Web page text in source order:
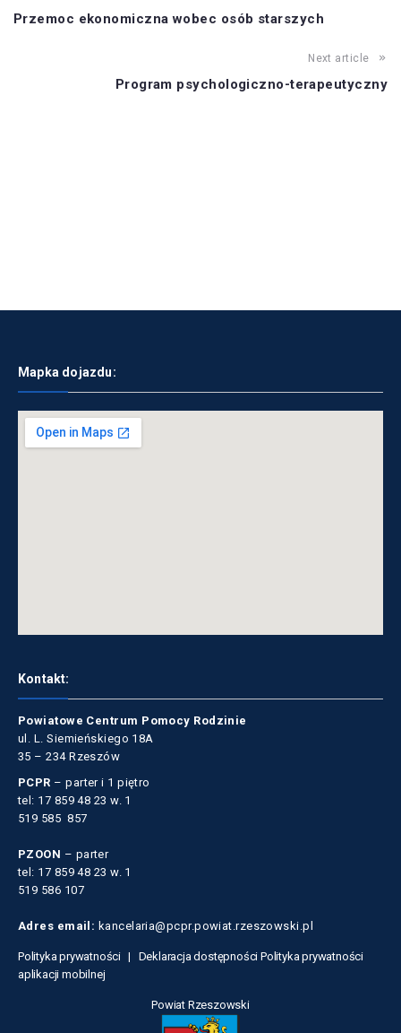
Przemoc ekonomiczna wobec osób starszych
Next article
Program psychologiczno-terapeutyczny
Mapka dojazdu:
Kontakt:
Powiatowe Centrum Pomocy Rodzinie
ul. L. Siemieńskiego 18A
35 – 234 Rzeszów
PCPR – parter i 1 piętro
tel: 17 859 48 23 w. 1
519 585 857
PZOON – parter
tel: 17 859 48 23 w. 1
519 586 107
Adres email: kancelaria@pcpr.powiat.rzeszowski.pl
Polityka prywatności | Deklaracja dostępności Polityka prywatności
aplikacji mobilnej
Powiat Rzeszowski